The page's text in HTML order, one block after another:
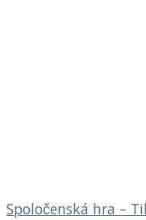
Spoločenská hra –